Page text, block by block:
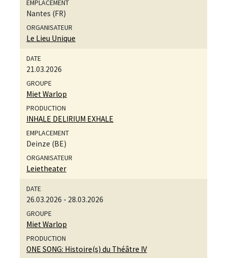
Nantes (FR)
Le Lieu Unique
21.03.2026
Miet Warlop
INHALE DELIRIUM EXHALE
Deinze (BE)
Leietheater
26.03.2026 - 28.03.2026
Miet Warlop
ONE SONG: Histoire(s) du Théâtre IV